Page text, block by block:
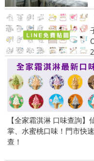
【全家霜淇淋 口味查詢】
掌、水蜜桃口味！門市快速
查！